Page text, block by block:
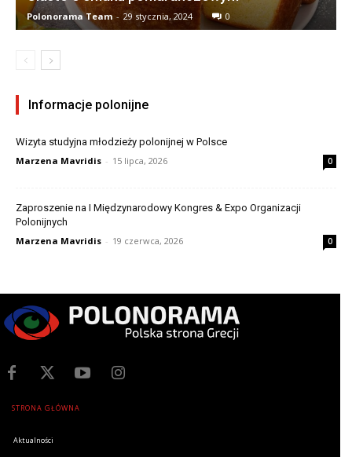
Polonorama Team - 29 stycznia, 2024 0
Informacje polonijne
Wizyta studyjna młodzieży polonijnej w Polsce
Marzena Mavridis - 15 lipca, 2026 0
Zaproszenie na I Międzynarodowy Kongres & Expo Organizacji
Polonijnych
Marzena Mavridis - 19 czerwca, 2026 0
STRONA GŁÓWNA
Aktualności